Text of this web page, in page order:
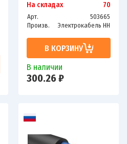
На складах 70
Арт.
503665
Произв.
Электрокабель НН
В КОРЗИНУ
В наличии
300.26 ₽